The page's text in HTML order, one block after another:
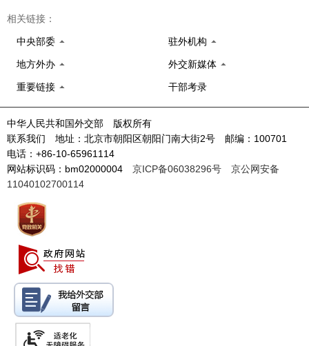
相关链接：
中央部委 驻外机构
地方外办 外交新媒体
重要链接 干部考录
中华人民共和国外交部 版权所有
联系我们 地址：北京市朝阳区朝阳门南大街2号 邮编：100701
电话：+86-10-65961114
网站标识码：bm02000004 京ICP备06038296号
京公网安备
11040102700114